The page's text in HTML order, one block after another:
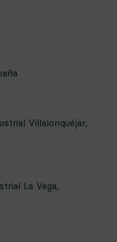
Villalonquéjar,
La Vega,